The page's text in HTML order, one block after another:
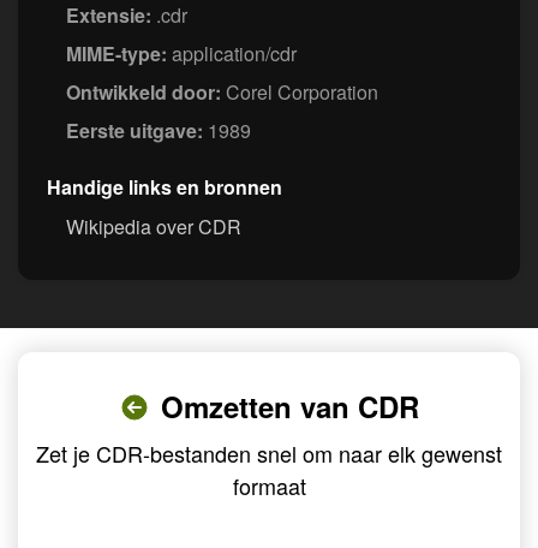
Extensie: .cdr
MIME-type: application/cdr
Ontwikkeld door: Corel Corporation
Eerste uitgave: 1989
Handige links en bronnen
Wikipedia over CDR
Omzetten van CDR
Zet je CDR-bestanden snel om naar elk gewenst
formaat